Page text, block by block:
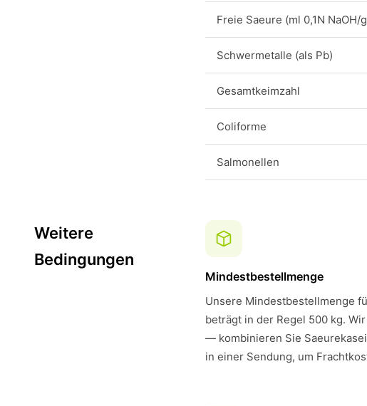
Freie Saeure (ml 0,1N NaOH/
Schwermetalle (als Pb)
Gesamtkeimzahl
Coliforme
Salmonellen
Weitere
Bedingungen
Mindestbestellmenge
Unsere Mindestbestellmenge
beträgt in der Regel 500 kg.
— kombinieren Sie
in einer Sendung, um